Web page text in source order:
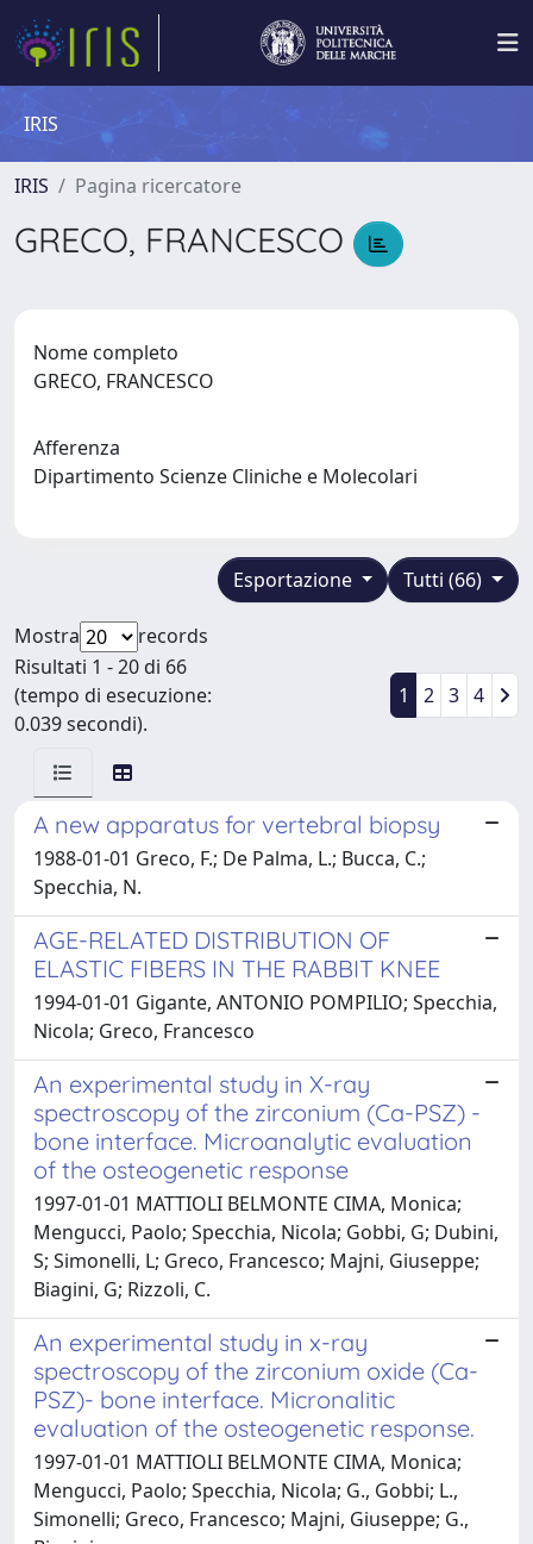
IRIS
IRIS Pagina ricercatore
GRECO, FRANCESCO
Nome completo
GRECO, FRANCESCO
Afferenza
Dipartimento Scienze Cliniche e Molecolari
Tutti (66)
Esportazione
Mostra
records
Risultati 1 - 20 di 66
(tempo di esecuzione:
0.039 secondi).
1 2 3 4
A new apparatus for vertebral biopsy
1988-01-01 Greco, F.; De Palma, L.; Bucca, C.;
Specchia, N.
AGE-RELATED DISTRIBUTION OF
ELASTIC FIBERS IN THE RABBIT KNEE
1994-01-01 Gigante, ANTONIO POMPILIO; Specchia,
Nicola; Greco, Francesco
An experimental study in X-ray
spectroscopy of the zirconium (Ca-PSZ) -
bone interface. Microanalytic evaluation
of the osteogenetic response
1997-01-01 MATTIOLI BELMONTE CIMA, Monica;
Mengucci, Paolo; Specchia, Nicola; Gobbi, G; Dubini,
S; Simonelli, L; Greco, Francesco; Majni, Giuseppe;
Biagini, G; Rizzoli, C.
An experimental study in x-ray
spectroscopy of the zirconium oxide (Ca-
PSZ)- bone interface. Micronalitic
evaluation of the osteogenetic response.
1997-01-01 MATTIOLI BELMONTE CIMA, Monica;
Mengucci, Paolo; Specchia, Nicola; G., Gobbi; L.,
Simonelli; Greco, Francesco; Majni, Giuseppe; G.,